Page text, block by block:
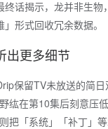
终话揭示，龙并非生物
形式回收冗余数据。
出更多细节
保留TV未放送的简
纮在第10集后刻意压
把「系统」「补丁」